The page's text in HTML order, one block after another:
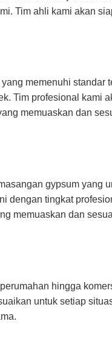
Tim ahli kami akan
memenuhi standar
Tim profesional kami
memuaskan dan
gypsum yang
dengan tingkat
memuaskan dan
hingga
untuk setiap